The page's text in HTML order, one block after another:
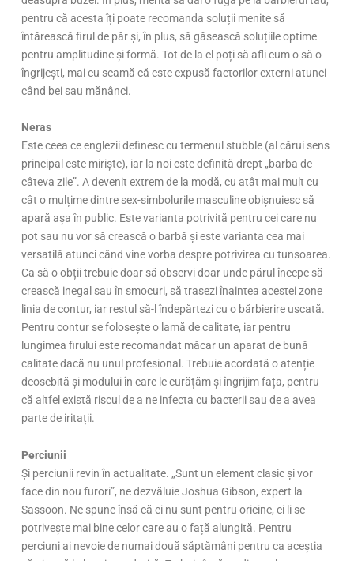
pentru că acesta îți poate recomanda soluții menite să
întărească firul de păr și, în plus, să găsească soluțiile optime
pentru amplitudine și formă. Tot de la el poți să afli cum o să o
îngrijești, mai cu seamă că este expusă factorilor externi atunci
când bei sau mănânci.
Neras
Este ceea ce englezii definesc cu termenul stubble (al cărui sens
principal este miriște), iar la noi este definită drept „barba de
câteva zile”. A devenit extrem de la modă, cu atât mai mult cu
cât o mulțime dintre sex-simbolurile masculine obișnuiesc să
apară așa în public. Este varianta potrivită pentru cei care nu
pot sau nu vor să crească o barbă și este varianta cea mai
versatilă atunci când vine vorba despre potrivirea cu tunsoarea.
Ca să o obții trebuie doar să observi doar unde părul începe să
crească inegal sau în smocuri, să trasezi înaintea acestei zone
linia de contur, iar restul să-l îndepărtezi cu o bărbierire uscată.
Pentru contur se folosește o lamă de calitate, iar pentru
lungimea firului este recomandat măcar un aparat de bună
calitate dacă nu unul profesional. Trebuie acordată o atenție
deosebită și modului în care le curățăm și îngrijim fața, pentru
că altfel există riscul de a ne infecta cu bacterii sau de a avea
parte de iritații.
Perciunii
Și perciunii revin în actualitate. „Sunt un element clasic și vor
face din nou furori”, ne dezvăluie Joshua Gibson, expert la
Sassoon. Ne spune însă că ei nu sunt pentru oricine, ci li se
potrivește mai bine celor care au o față alungită. Pentru
perciuni ai nevoie de numai două săptămâni pentru ca aceștia